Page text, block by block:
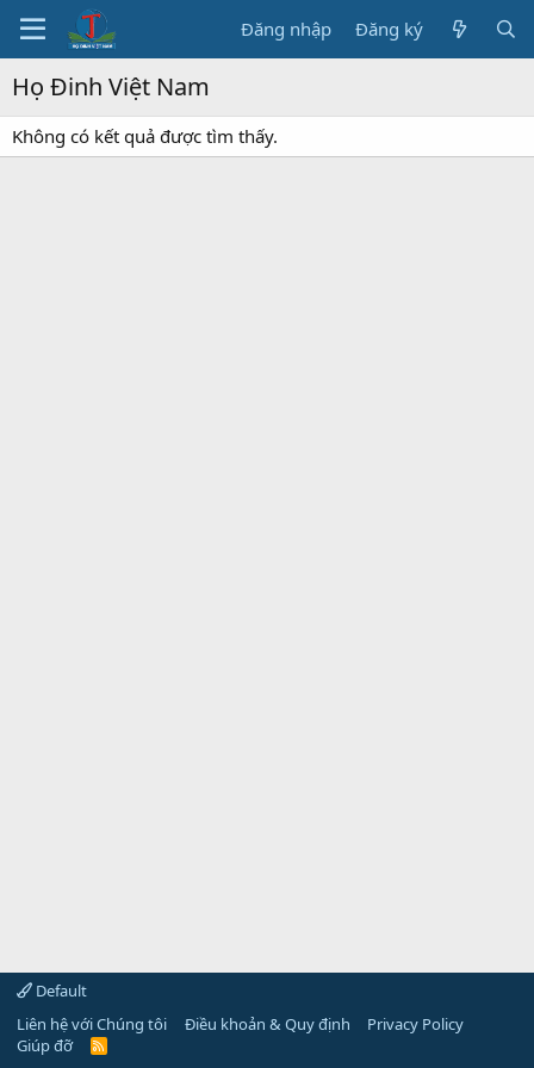
Đăng nhập Đăng ký
Họ Đinh Việt Nam
Không có kết quả được tìm thấy.
Default
Liên hệ với Chúng tôi
Điều khoản & Quy định
Privacy Policy
Giúp đỡ
R